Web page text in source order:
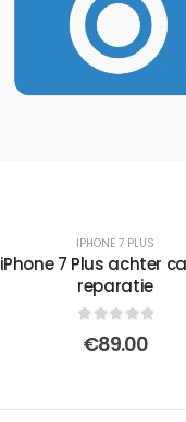
IPHONE 7 PLUS
iPhone 7 Plus achter
reparatie
out of 5
€89.00